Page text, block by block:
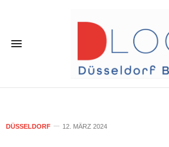
DÜSSELDORF 12. MÄRZ 2024